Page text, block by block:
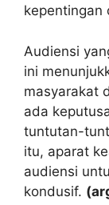
kepentingan
Audiensi
ini
masyarakat
ada
tuntutan-
itu, aparat
audiensi
kondusif.